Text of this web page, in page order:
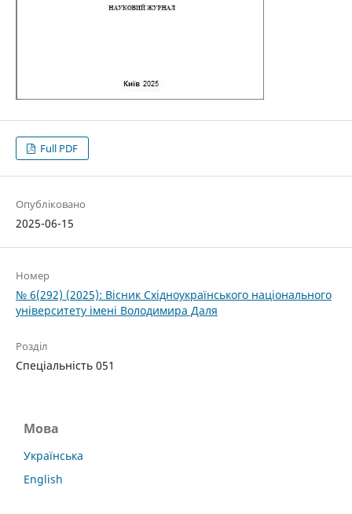
Full PDF
Опубліковано
2025-06-15
Номер
№ 6(292) (2025): Вісник Східноукраїнського національного
університету імені Володимира Даля
Розділ
Спеціальність 051
Мова
Українська
English